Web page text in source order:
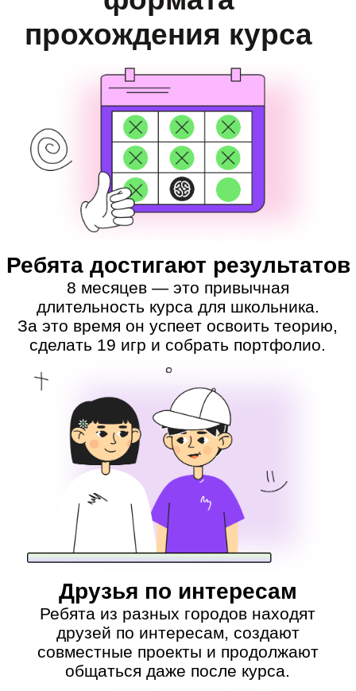
Друзья по интересам
Ребята из разных городов находят
друзей по интересам, создают
совместные проекты и продолжают
общаться даже после курса.
Комфортная учёба
Ребёнок может посмотреть материалы
курса, даже если его пришлось
пропустить: все записи сохраняются.
Если возникнут вопросы, кураторы
GeekSchool придут на помощь.
Сообщество учеников
Ребята посещают дополнительные
лекции с экспертами, проводят свои
мероприятия, находят
единомышленников с других курсов
и даже из других городов. Доступ
к сообществу вечный и бесплатный.